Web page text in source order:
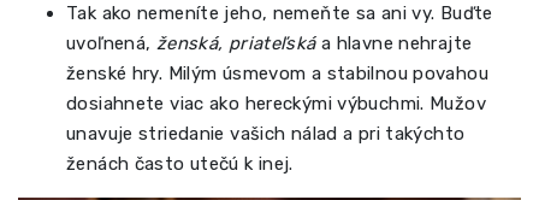
Tak ako nemeníte jeho, nemeňte sa ani vy. Buďte
uvoľnená, ženská, priateľskáa hlavne nehrajte
ženské hry. Milým úsmevom a stabilnou povahou
dosiahnete viac ako hereckými výbuchmi. Mužov
unavuje striedanie vašich nálad a pri takýchto
ženách často utečú k inej.